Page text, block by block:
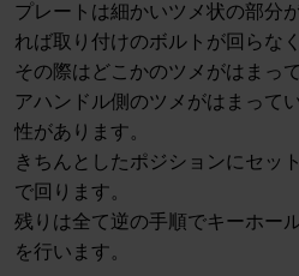
プレートは細かいツメ状の部分
れば取り付けのボルトが回らな
その際はどこかのツメがはまっ
アハンドル側のツメがはまって
性があります。
きちんとしたポジションにセッ
で回ります。
残りは全て逆の手順でキーホー
を行います。